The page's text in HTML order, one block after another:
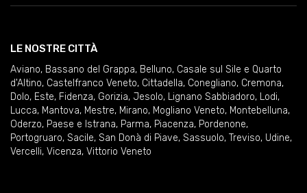
LE NOSTRE CITTÀ
Aviano, Bassano del Grappa, Belluno, Casale sul Sile e Quarto
d'Altino, Castelfranco Veneto, Cittadella, Conegliano, Cremona,
Dolo, Este, Fidenza, Gorizia, Jesolo, Lignano Sabbiadoro, Lodi,
Lucca, Mantova, Mestre, Mirano, Mogliano Veneto, Montebelluna,
Oderzo, Paese e Istrana, Parma, Piacenza, Pordenone,
Portogruaro, Sacile, San Donà di Piave, Sassuolo, Treviso, Udine,
Vercelli, Vicenza, Vittorio Veneto